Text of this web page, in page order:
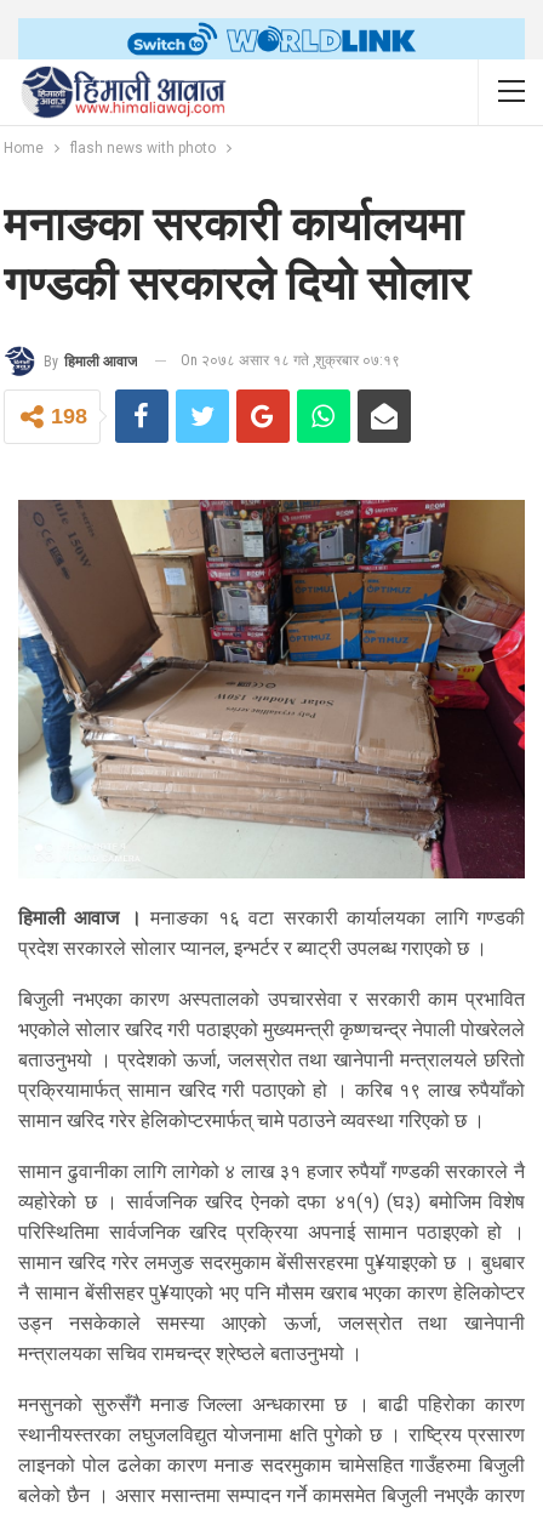
Home flash news with photo
मनाङका सरकारी कार्यालयमा
गण्डकी सरकारले दियो सोलार
By हिमाली आवाज On २०७८ असार १८ गते ,शुक्रबार ०७:१९
198
हिमाली आवाज । मनाङका १६ वटा सरकारी कार्यालयका लागि गण्डकी
प्रदेश सरकारले सोलार प्यानल, इन्भर्टर र ब्याट्री उपलब्ध गराएको छ ।
बिजुली नभएका कारण अस्पतालको उपचारसेवा र सरकारी काम प्रभावित
भएकोले सोलार खरिद गरी पठाइएको मुख्यमन्त्री कृष्णचन्द्र नेपाली पोखरेलले
बताउनुभयो । प्रदेशको ऊर्जा, जलस्रोत तथा खानेपानी मन्त्रालयले छरितो
प्रक्रियामार्फत् सामान खरिद गरी पठाएको हो । करिब १९ लाख रुपैयाँको
सामान खरिद गरेर हेलिकोप्टरमार्फत् चामे पठाउने व्यवस्था गरिएको छ ।
सामान ढुवानीका लागि लागेको ४ लाख ३१ हजार रुपैयाँ गण्डकी सरकारले नै
व्यहोरेको छ । सार्वजनिक खरिद ऐनको दफा ४१(१) (घ३) बमोजिम विशेष
परिस्थितिमा सार्वजनिक खरिद प्रक्रिया अपनाई सामान पठाइएको हो ।
सामान खरिद गरेर लमजुङ सदरमुकाम बेंसीसरहरमा पु¥याइएको छ । बुधबार
नै सामान बेंसीसहर पु¥याएको भए पनि मौसम खराब भएका कारण हेलिकोप्टर
उड्न नसकेकाले समस्या आएको ऊर्जा, जलस्रोत तथा खानेपानी
मन्त्रालयका सचिव रामचन्द्र श्रेष्ठले बताउनुभयो ।
मनसुनको सुरुसँगै मनाङ जिल्ला अन्धकारमा छ । बाढी पहिरोका कारण
स्थानीयस्तरका लघुजलविद्युत योजनामा क्षति पुगेको छ । राष्ट्रिय प्रसारण
लाइनको पोल ढलेका कारण मनाङ सदरमुकाम चामेसहित गाउँहरुमा बिजुली
बलेको छैन । असार मसान्तमा सम्पादन गर्ने कामसमेत बिजुली नभएकै कारण